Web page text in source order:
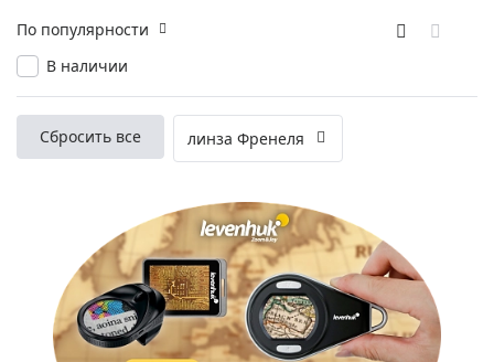
В наличии
По популярности
Сбросить все линза Френеля